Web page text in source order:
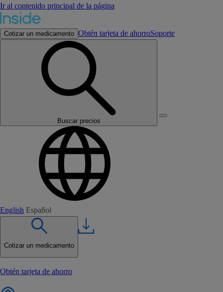
Ir al contenido principal de la página
Cotizar un medicamento Obtén tarjeta de ahorroSoporte
Buscar precios
English Español
Cotizar un medicamento
Obtén tarjeta de ahorro